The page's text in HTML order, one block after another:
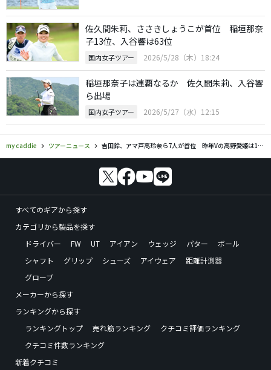
佐久間朱莉、ささきしょうこが首位 稲垣那奈
子13位、入谷響は63位
国内女子ツアー 2026/5/28（木）18:24
稲垣那奈子は連覇なるか 佐久間朱莉、入谷響
ら出場
国内女子ツアー 2026/5/27（水）12:15
my caddie ツアーニュース 吉田鈴、アマ戸高玲奈ら7人が首位 昨年Vの高野愛姫は17位
すべてのギアから探す
カテゴリから製品を探す
ドライバー
FW UT アイアン ウェッジ パター
ボール
シャフト
グリップ シューズ アイウェア
距離計測器
グローブ
メーカーから探す
ランキングから探す
ランキングトップ
売れ筋ランキング
クチコミ評価ランキング
クチコミ件数ランキング
新着クチコミ